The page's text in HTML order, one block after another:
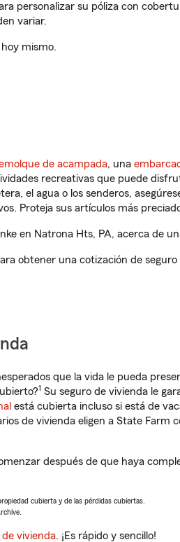
personalizar su póliza con
variar.
hoy mismo.
de acampada, una
recreativas que puede
el agua o los senderos,
Proteja sus artículos más
en Natrona Hts, PA, acerca de
obtener una cotización de
que la vida le pueda
1 Su seguro de vivienda le
está cubierta incluso si está de
de vivienda eligen a State Farm
después de que haya
cubierta y de las pérdidas cubiertas.
vivienda. ¡Es rápido y sencillo!